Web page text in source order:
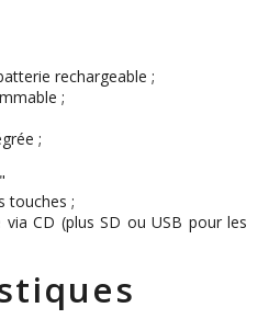
rechargeable ;
;
;
touches ;
CD (plus SD ou USB pour les